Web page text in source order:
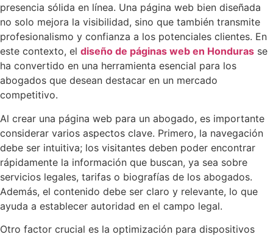
presencia sólida en línea. Una página web bien diseñada
no solo mejora la visibilidad, sino que también transmite
profesionalismo y confianza a los potenciales clientes. En
este contexto, el diseño de páginas web en Honduras se
ha convertido en una herramienta esencial para los
abogados que desean destacar en un mercado
competitivo.
Al crear una página web para un abogado, es importante
considerar varios aspectos clave. Primero, la navegación
debe ser intuitiva; los visitantes deben poder encontrar
rápidamente la información que buscan, ya sea sobre
servicios legales, tarifas o biografías de los abogados.
Además, el contenido debe ser claro y relevante, lo que
ayuda a establecer autoridad en el campo legal.
Otro factor crucial es la optimización para dispositivos